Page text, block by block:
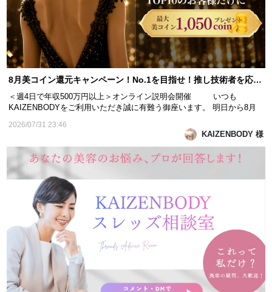
8月美コイン還元キャンペーン！No.1を目指せ！推し技術者を応援で最大1,050coinプレゼント！
＜週4日で年収500万円以上＞オンライン説明会開催 いつも
KAIZENBODYをご利用いただき誠に有難う御座います。 明日から8月
援・美コイン還元キャンペーン」を開催します！ 8月中に回数券をご購
入いただくと、その購入実績が担当技術者のランキング...
2026/07/31 23:46
KAIZENBODY 様